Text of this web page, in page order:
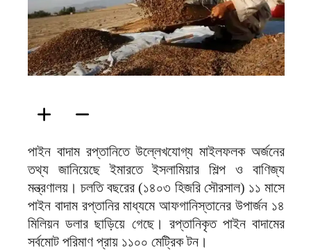
পাইন বাদাম রপ্তানিতে উল্লেখযোগ্য মাইলফলক অর্জনের
তথ্য জানিয়েছে ইমারতে ইসলামিয়ার শিল্প ও বাণিজ্য
মন্ত্রণালয়। চলতি বছরের (১৪০৩ হিজরি সৌরসাল) ১১ মাসে
পাইন বাদাম রপ্তানির মাধ্যমে আফগানিস্তানের উপার্জন ১৪
মিলিয়ন ডলার ছাড়িয়ে গেছে। রপ্তানিকৃত পাইন বাদামের
সর্বমোট পরিমাণ প্রায় ১১০০ মেট্রিক টন।